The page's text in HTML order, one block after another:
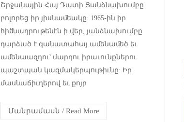
Շրջանային Հայ Դատի Յանձնախումբը
բոլորեց իր յիսնաﬔակը: 1965֊ին իր
հիﬓադրութենէն ի վեր, յանձնախումբը
դարձած է գանատահայ աﬔնաﬔծ եւ
աﬔնաազդու՝ մարդու իրաւունքներու
պաշտպան կազմակերպութիւնը: Իր
մասնաճիւղերով եւ քոյր
Մանրամասն / Read More